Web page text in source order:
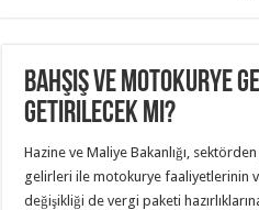
Bahşiş ve motokurye
getirilecek mi?
Hazine ve Maliye Bakanlığı,
gelirleri ile motokurye faaliyetlerinin
değişikliği de vergi paketi